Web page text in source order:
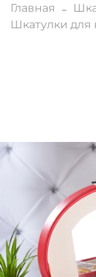
Главная
Шкатулки